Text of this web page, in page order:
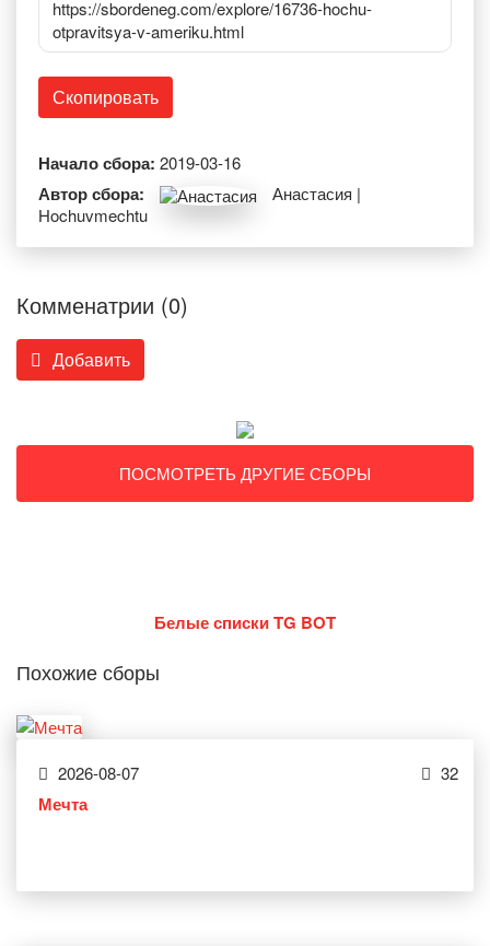
https://sbordeneg.com/explore/16736-hochu-
otpravitsya-v-ameriku.html
Скопировать
Начало сбора: 2019-03-16
Автор сбора:
Анастасия |
Hochuvmechtu
Комменатрии (0)
Добавить
ПОСМОТРЕТЬ ДРУГИЕ СБОРЫ
Белые списки TG BOT
Похожие сборы
2026-08-07 32
Мечта